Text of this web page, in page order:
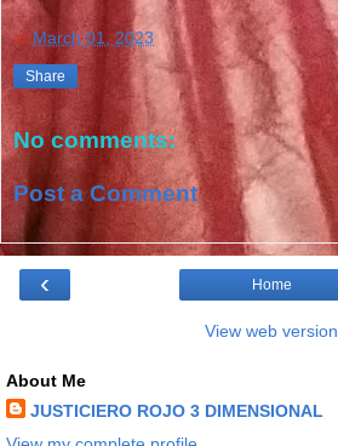
at March 01, 2023
Share
No comments:
Post a Comment
‹ Home
View web version
About Me
JUSTICIERO ROJO 3 DIMENSIONAL